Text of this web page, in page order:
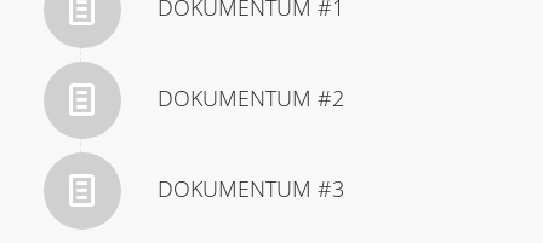
DOKUMENTUM #1
DOKUMENTUM #2
DOKUMENTUM #3